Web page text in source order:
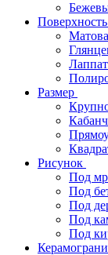
Поверхность
Размер
Рисунок
Под
Под
Под
Под
Под